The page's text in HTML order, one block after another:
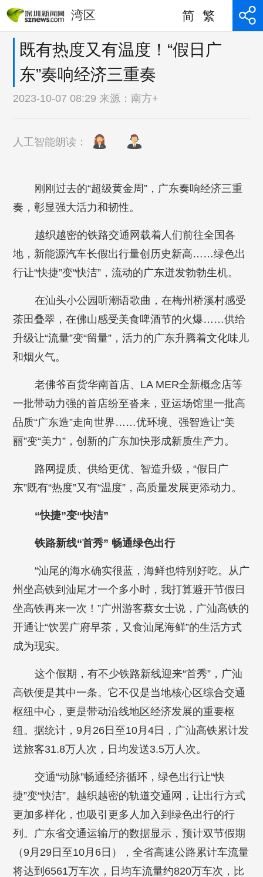
湾区 简 繁
既有热度又有温度！“假日广
东”奏响经济三重奏
2023-10-07 08:29 来源：南方+
人工智能朗读：
刚刚过去的“超级黄金周”，广东奏响经济三重
奏，彰显强大活力和韧性。
越织越密的铁路交通网载着人们前往全国各
地，新能源汽车长假出行量创历史新高……绿色出
行让“快捷”变“快洁”，流动的广东迸发勃勃生机。
在汕头小公园听潮语歌曲，在梅州桥溪村感受
茶田叠翠，在佛山感受美食啤酒节的火爆……供给
升级让“流量”变“留量”，活力的广东升腾着文化味儿
和烟火气。
老佛爷百货华南首店、LA MER全新概念店等
一批带动力强的首店纷至沓来，亚运场馆里一批高
品质“广东造”走向世界……优环境、强智造让“美
丽”变“美力”，创新的广东加快形成新质生产力。
路网提质、供给更优、智造升级，“假日广
东”既有“热度”又有“温度”，高质量发展更添动力。
“快捷”变“快洁”
铁路新线“首秀” 畅通绿色出行
“汕尾的海水确实很蓝，海鲜也特别好吃。从广
州坐高铁到汕尾才一个多小时，我打算避开节假日
坐高铁再来一次！”广州游客蔡女士说，广汕高铁的
开通让“饮罢广府早茶，又食汕尾海鲜”的生活方式
成为现实。
这个假期，有不少铁路新线迎来“首秀”，广汕
高铁便是其中一条。它不仅是当地核心区综合交通
枢纽中心，更是带动沿线地区经济发展的重要枢
纽。据统计，9月26日至10月4日，广汕高铁累计发
送旅客31.8万人次，日均发送3.5万人次。
交通“动脉”畅通经济循环，绿色出行让“快
捷”变“快洁”。越织越密的轨道交通网，让出行方式
更加多样化，也吸引更多人加入到绿色出行的行
列。广东省交通运输厅的数据显示，预计双节假期
（9月29日至10月6日），全省高速公路累计车流量
将达到6561万车次，日均车流量约820万车次，比